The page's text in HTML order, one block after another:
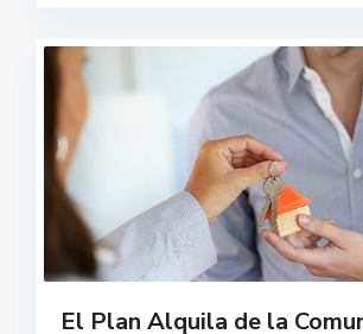
El Plan Alquila de la